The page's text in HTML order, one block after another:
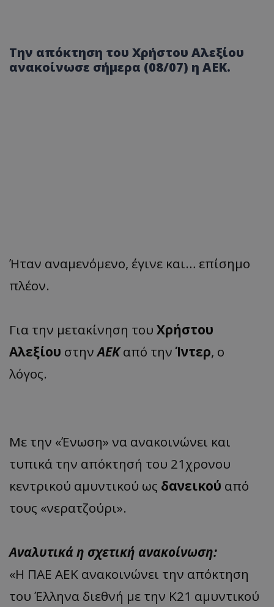
Την απόκτηση του Χρήστου Αλεξίου
ανακοίνωσε σήμερα (08/07) η ΑΕΚ.
Ήταν αναμενόμενο, έγινε και… επίσημο
πλέον.
Για την μετακίνηση του Χρήστου
Αλεξίου στηνΑΕΚαπό τηνΊντερ, ο
λόγος.
Με την «Ένωση» να ανακοινώνει και
τυπικά την απόκτησή του 21χρονου
κεντρικού αμυντικού ως δανεικού από
τους «νερατζούρι».
Αναλυτικά η σχετική ανακοίνωση:
«Η ΠΑΕ ΑΕΚ ανακοινώνει την απόκτηση
του Έλληνα διεθνή με την Κ21 αμυντικού